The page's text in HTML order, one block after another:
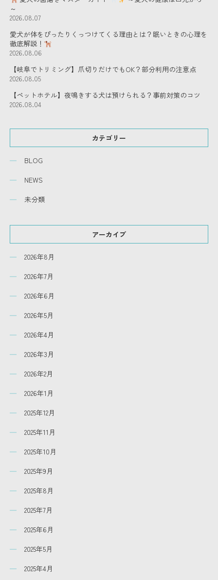
～
2026.08.07
愛犬が体をぴったりくっつけてくる理由とは？眠いときの心理を
徹底解説！
2026.08.06
【岐阜でトリミング】爪切りだけでもOK？部分利用の注意点
2026.08.05
【ペットホテル】夜鳴きする犬は預けられる？事前対策のコツ
2026.08.04
カテゴリー
BLOG
NEWS
未分類
アーカイブ
2026年8月
2026年7月
2026年6月
2026年5月
2026年4月
2026年3月
2026年2月
2026年1月
2025年12月
2025年11月
2025年10月
2025年9月
2025年8月
2025年7月
2025年6月
2025年5月
2025年4月